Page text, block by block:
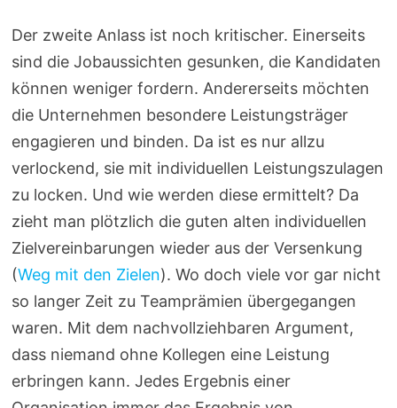
Der zweite Anlass ist noch kritischer. Einerseits
sind die Jobaussichten gesunken, die Kandidaten
können weniger fordern. Andererseits möchten
die Unternehmen besondere Leistungsträger
engagieren und binden. Da ist es nur allzu
verlockend, sie mit individuellen Leistungszulagen
zu locken. Und wie werden diese ermittelt? Da
zieht man plötzlich die guten alten individuellen
Zielvereinbarungen wieder aus der Versenkung
(Weg mit den Zielen). Wo doch viele vor gar nicht
so langer Zeit zu Teamprämien übergegangen
waren. Mit dem nachvollziehbaren Argument,
dass niemand ohne Kollegen eine Leistung
erbringen kann. Jedes Ergebnis einer